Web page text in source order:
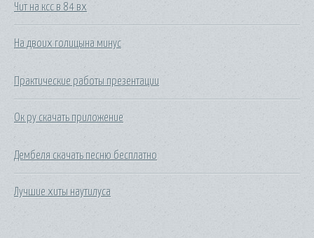
Чит на ксс в 84 вх
На двоих голицына минус
Практические работы презентации
Ок ру скачать приложение
Дембеля скачать песню бесплатно
Лучшие хиты наутилуса